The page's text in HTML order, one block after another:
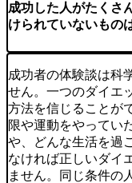
成功した人がたくさ
けられていないもの
成功者の体験談は科
せん。一つのダイエ
方法を信じることが
限や運動をやってい
や、どんな生活を過
なければ正しいダイ
ません。同じ条件の